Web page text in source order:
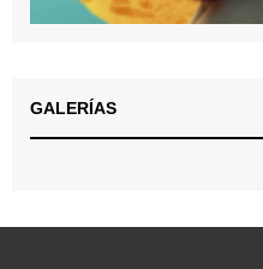
GALERÍAS